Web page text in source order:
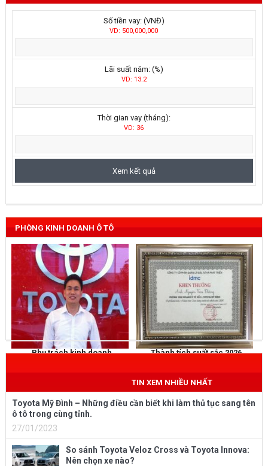
Số tiền vay: (VNĐ)
VD: 500,000,000
Lãi suất năm: (%)
VD: 13.2
Thời gian vay (tháng):
VD: 36
PHÒNG KINH DOANH Ô TÔ
Phụ trách kinh doanh Thành tích suất sắc 2026
TIN XEM NHIỀU NHẤT
Toyota Mỹ Đình – Những điều cần biết khi làm thủ tục sang tên
ô tô trong cùng tỉnh.
27/01/2023
So sánh Toyota Veloz Cross và Toyota Innova:
Nên chọn xe nào?